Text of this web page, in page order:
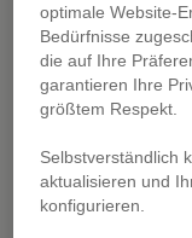
optimale Website-
Bedürfnisse
die auf Ihre
garantieren Ihre
größtem Respekt.
Selbstverständlich
aktualisieren und
konfigurieren.